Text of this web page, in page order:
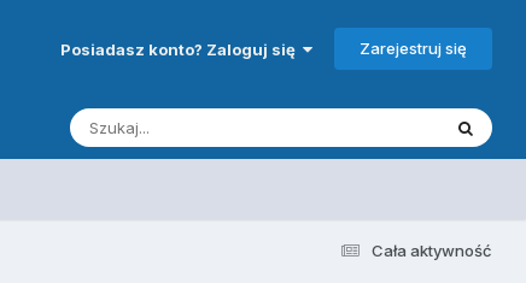
Posiadasz konto? Zaloguj się Zarejestruj się
Cała aktywność